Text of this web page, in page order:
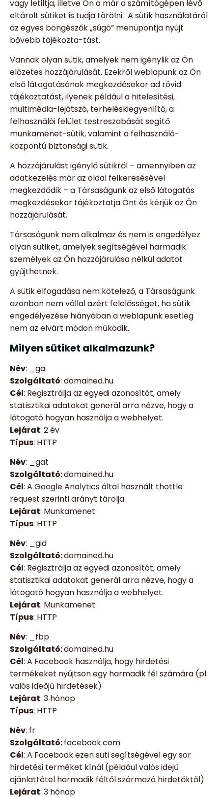
vagy letiltja, illetve Ön a már a számítógépen lévő
eltárolt sütiket is tudja törölni. A sütik használatáról
az egyes böngészők „súgó” menüpontja nyújt
bővebb tájékozta-tást.
Vannak olyan sütik, amelyek nem igénylik az Ön
előzetes hozzájárulását. Ezekről weblapunk az Ön
első látogatásának megkezdésekor ad rövid
tájékoztatást, ilyenek például a hitelesítési,
multimédia-lejátszó, terheléskiegyenlítő, a
felhasználói felület testreszabását segítő
munkamenet-sütik, valamint a felhasználó-
központú biztonsági sütik.
A hozzájárulást igénylő sütikről – amennyiben az
adatkezelés már az oldal felkeresésével
megkezdődik – a Társaságunk az első látogatás
megkezdésekor tájékoztatja Önt és kérjük az Ön
hozzájárulását.
Társaságunk nem alkalmaz és nem is engedélyez
olyan sütiket, amelyek segítségével harmadik
személyek az Ön hozzájárulása nélkül adatot
gyűjthetnek.
A sütik elfogadása nem kötelező, a Társaságunk
azonban nem vállal azért felelősséget, ha sütik
engedélyezése hiányában a weblapunk esetleg
nem az elvárt módon működik.
Milyen sütiket alkalmazunk?
Név: _ga
Szolgáltató: domained.hu
Cél: Regisztrálja az egyedi azonosítót, amely
statisztikai adatokat generál arra nézve, hogy a
látogató hogyan használja a webhelyet.
Lejárat: 2 év
Típus: HTTP
Név: _gat
Szolgáltató:domained.hu
Cél: A Google Analytics által használt thottle
request szerinti arányt tárolja.
Lejárat: Munkamenet
Típus: HTTP
Név: _gid
Szolgáltató:domained.hu
Cél: Regisztrálja az egyedi azonosítót, amely
statisztikai adatokat generál arra nézve, hogy a
látogató hogyan használja a webhelyet.
Lejárat: Munkamenet
Típus: HTTP
Név: _fbp
Szolgáltató:domained.hu
Cél: A Facebook használja, hogy hirdetési
termékeket nyújtson egy harmadik fél számára (pl.
valós ideőjű hirdetések)
Lejárat: 3 hónap
Típus: HTTP
Név: fr
Szolgáltató:facebook.com
Cél: A Facebook ezen süti segítségével egy sor
hirdetési terméket kínál (például valós idejű
ajánlattétel harmadik féltől származó hirdetőktől)
Lejárat: 3 hónap